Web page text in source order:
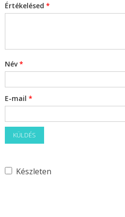
Értékelésed *
Név*
E-mail *
Készleten